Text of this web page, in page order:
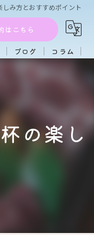
み方とおすすめポイント
はこちら
ブログ コラム
の楽し